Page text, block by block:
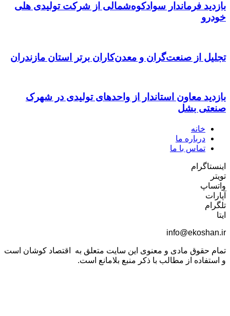
بازدید فرماندار سوادکوه‌شمالی از شرکت تولیدی هلی
خودرو
تجلیل از صنعت‌گران و معدن‌کاران برتر استان مازندران
بازدید معاون استاندار از واحدهای تولیدی در شهرک
صنعتی بشل
خانه
درباره ما
تماس با ما
اینستاگرام
تویتر
واتساپ
آپارات
تلگرام
ایتا
info@ekoshan.ir
تمام حقوق مادی و معنوی این سایت متعلق به اقتصاد کوشان است
و استفاده از مطالب با ذکر منبع بلامانع است.